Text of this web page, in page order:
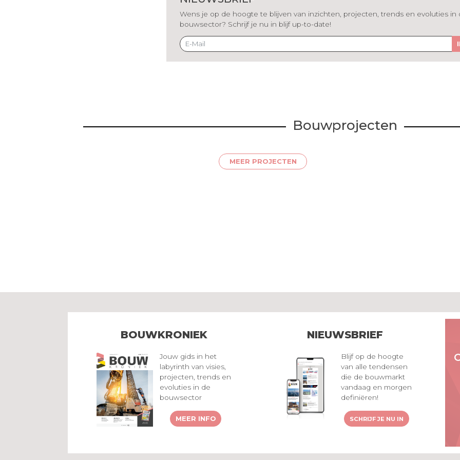
Wens je op de hoogte te blijven van inzichten, projecten, trends en evoluties in
bouwsector? Schrijf je nu in blijf up-to-date!
Bouwprojecten
MEER PROJECTEN
BOUWKRONIEK
Jouw gids in het
labyrinth van visies,
projecten, trends en
evoluties in de
bouwsector
MEER INFO
NIEUWSBRIEF
Blijf op de hoogte
van alle tendensen
die de bouwmarkt
vandaag en morgen
definiëren!
SCHRIJF JE NU IN